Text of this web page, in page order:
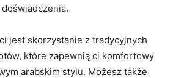
jest skorzystanie z tradycyjnych⁢
które zapewnią ci komfortowy
arabskim stylu. Możesz także